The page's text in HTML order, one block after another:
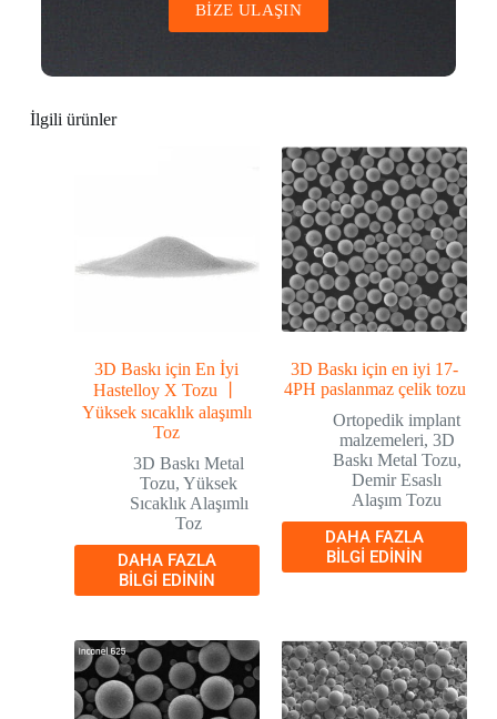
BİZE ULAŞIN
İlgili ürünler
3D Baskı için En İyi
Hastelloy X Tozu 丨
Yüksek sıcaklık alaşımlı
Toz
3D Baskı Metal
Tozu,Yüksek
Sıcaklık Alaşımlı
Toz
DAHA FAZLA
BILGI EDININ
3D Baskı için en iyi 17-
4PH paslanmaz çelik tozu
Ortopedik implant
malzemeleri, 3D
Baskı Metal Tozu,
Demir Esaslı
Alaşım Tozu
DAHA FAZLA
BILGI EDININ